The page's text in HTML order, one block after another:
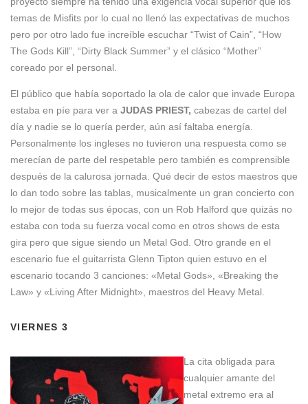
temas de Misfits por lo cual no llenó las expectativas de muchos
pero por otro lado fue increíble escuchar “Twist of Cain”, “How
The Gods Kill”, “Dirty Black Summer” y el clásico “Mother”
coreado por el personal.
El público que había soportado la ola de calor que invade Europa
estaba en píe para ver a JUDAS PRIEST, cabezas de cartel del
día y nadie se lo quería perder, aún así faltaba energía.
Personalmente los ingleses no tuvieron una respuesta como se
merecían de parte del respetable pero también es comprensible
después de la calurosa jornada. Qué decir de estos maestros que
lo dan todo sobre las tablas, musicalmente un gran concierto con
lo mejor de todas sus épocas, con un Rob Halford que quizás no
estaba con toda su fuerza vocal como en otros shows de esta
gira pero que sigue siendo un Metal God. Otro grande en el
escenario fue el guitarrista Glenn Tipton quien estuvo en el
escenario tocando 3 canciones: «Metal Gods», «Breaking the
Law» y «Living After Midnight», maestros del Heavy Metal.
VIERNES 3
La cita obligada para
cualquier amante del
metal extremo era al